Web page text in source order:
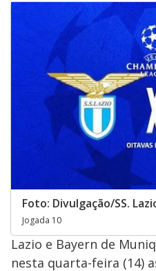
Foto: Divulgação/SS.
Jogada 10
Lazio e Bayern de
nesta quarta-feira (14)